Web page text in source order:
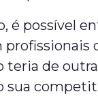
é possível
teria de
sua